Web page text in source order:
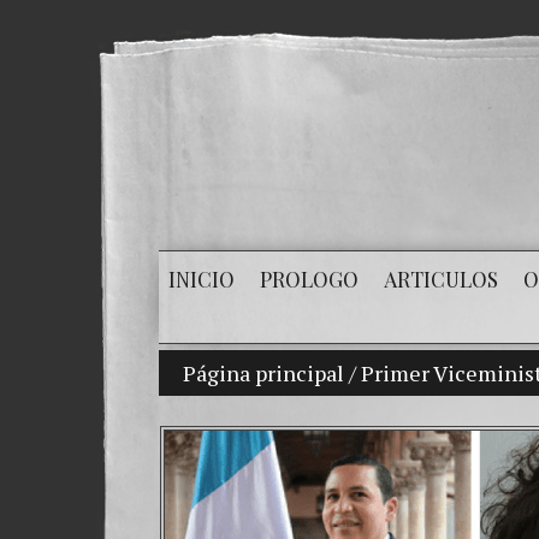
INICIO PROLOGO ARTICULOS
Página principal /Primer
Mi hijo Vladimir